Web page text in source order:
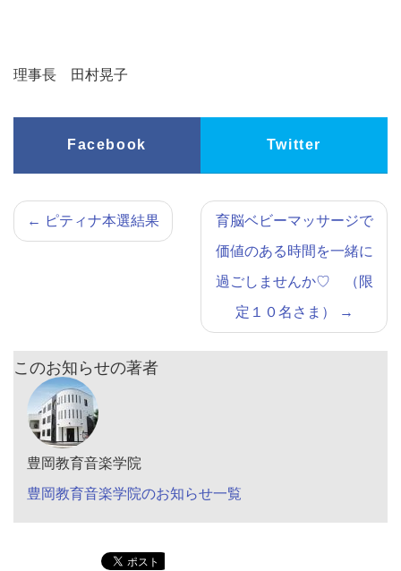
理事長 田村晃子
Facebook Twitter
← ピティナ本選結果
育脳ベビーマッサージで
価値のある時間を一緒に
過ごしませんか♡ （限
定１０名さま）
→
このお知らせの著者
豊岡教育音楽学院
豊岡教育音楽学院のお知らせ一覧